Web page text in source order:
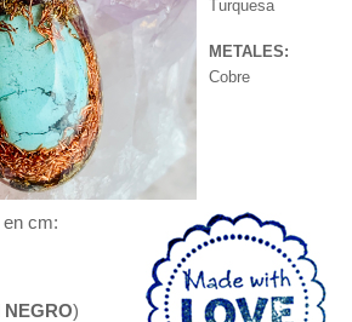
Turquesa
METALES:
Cobre
cm:
NEGRO)